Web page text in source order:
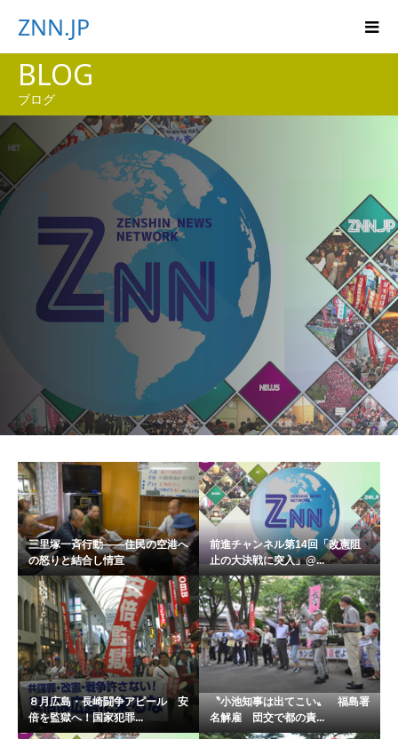
ZNN.JP
BLOG
ブログ
三里塚一斉行動――住民の空港へ
の怒りと結合し情宣
前進チャンネル第14回「改憲阻
止の大決戦に突入」@...
８月広島・長崎闘争アピール 安
倍を監獄へ！国家犯罪...
〝小池知事は出てこい〟 福島署
名解雇 団交で都の責...